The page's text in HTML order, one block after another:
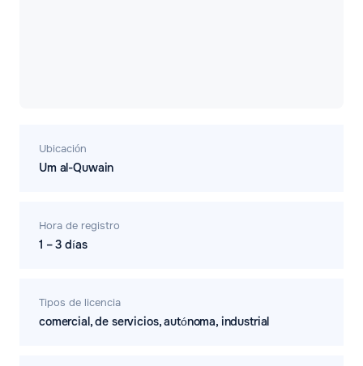
Ubicación
Um al-Quwain
Hora de registro
1 – 3 días
Тipos de licencia
comercial, de servicios, autónoma, industrial